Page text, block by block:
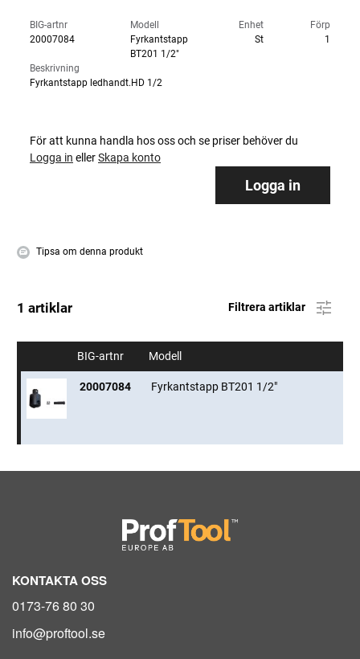
BIG-artnr
20007084
Modell
Fyrkantstapp
BT201 1/2"
Enhet
St
Förp
1
Beskrivning
Fyrkantstapp ledhandt.HD 1/2
För att kunna handla hos oss och se priser behöver du
Logga in ellerSkapa konto
Logga in
Tipsa om denna produkt
1 artiklar Filtrera artiklar
BIG-artnr Modell
20007084 Fyrkantstapp BT201 1/2"
KONTAKTA OSS
0173-76 80 30
info@proftool.se